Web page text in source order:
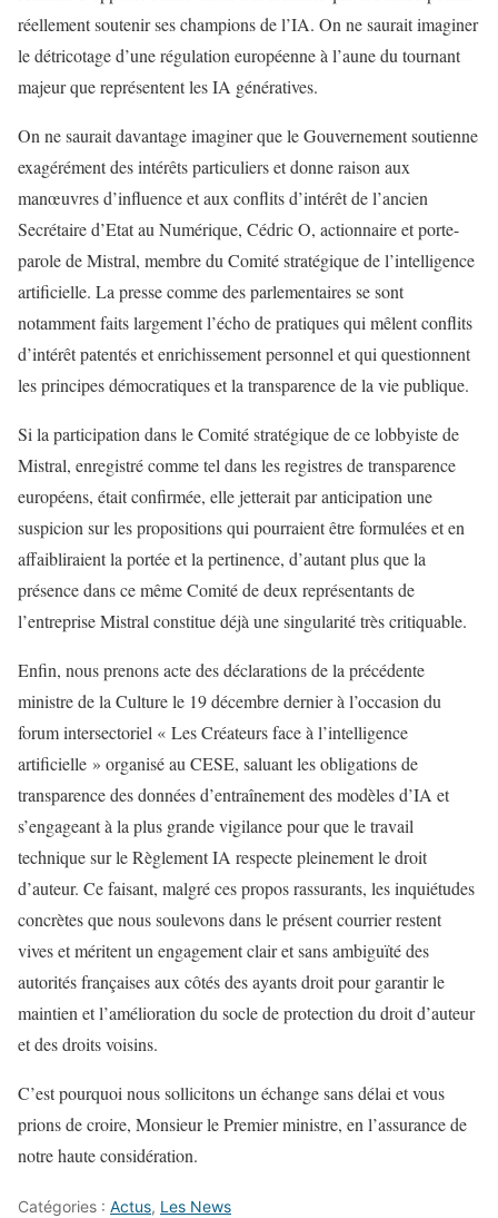
réellement soutenir ses champions de l’IA. On ne saurait imaginer
le détricotage d’une régulation européenne à l’aune du tournant
majeur que représentent les IA génératives.
On ne saurait davantage imaginer que le Gouvernement soutienne
exagérément des intérêts particuliers et donne raison aux
manœuvres d’influence et aux conflits d’intérêt de l’ancien
Secrétaire d’Etat au Numérique, Cédric O, actionnaire et porte-
parole de Mistral, membre du Comité stratégique de l’intelligence
artificielle. La presse comme des parlementaires se sont
notamment faits largement l’écho de pratiques qui mêlent conflits
d’intérêt patentés et enrichissement personnel et qui questionnent
les principes démocratiques et la transparence de la vie publique.
Si la participation dans le Comité stratégique de ce lobbyiste de
Mistral, enregistré comme tel dans les registres de transparence
européens, était confirmée, elle jetterait par anticipation une
suspicion sur les propositions qui pourraient être formulées et en
affaibliraient la portée et la pertinence, d’autant plus que la
présence dans ce même Comité de deux représentants de
l’entreprise Mistral constitue déjà une singularité très critiquable.
Enfin, nous prenons acte des déclarations de la précédente
ministre de la Culture le 19 décembre dernier à l’occasion du
forum intersectoriel « Les Créateurs face à l’intelligence
artificielle » organisé au CESE, saluant les obligations de
transparence des données d’entraînement des modèles d’IA et
s’engageant à la plus grande vigilance pour que le travail
technique sur le Règlement IA respecte pleinement le droit
d’auteur. Ce faisant, malgré ces propos rassurants, les inquiétudes
concrètes que nous soulevons dans le présent courrier restent
vives et méritent un engagement clair et sans ambiguïté des
autorités françaises aux côtés des ayants droit pour garantir le
maintien et l’amélioration du socle de protection du droit d’auteur
et des droits voisins.
C’est pourquoi nous sollicitons un échange sans délai et vous
prions de croire, Monsieur le Premier ministre, en l’assurance de
notre haute considération.
Catégories : Actus, Les News